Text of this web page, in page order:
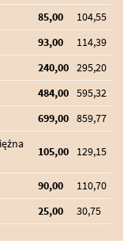
85,00
104,55
93,00
114,39
240,00 295,20
484,00 595,32
699,00 859,77
105,00 129,15
90,00
110,70
25,00 30,75